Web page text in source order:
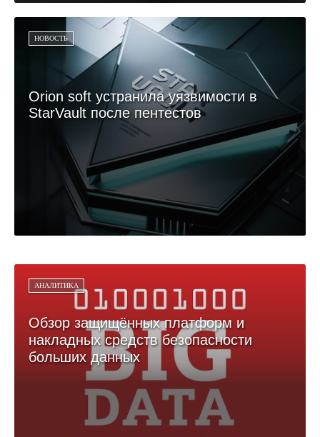
НОВОСТЬ
Orion soft устранила уязвимости в
StarVault после пентестов
АНАЛИТИКА
Обзор защищённых платформ и
накладных средств безопасности
больших данных